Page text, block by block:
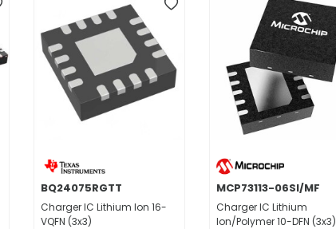
BQ24075RGTT
Charger IC Lithium Ion 16-
VQFN (3x3)
MCP73113-06SI/MF
Charger IC Lithium
Ion/Polymer 10-DFN (3x3)